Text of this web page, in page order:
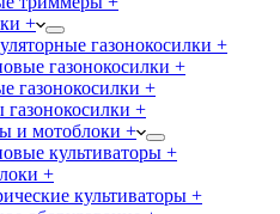
+
газонокосилки +
газонокосилки +
газонокосилки +
газонокосилки +
и мотоблоки +
культиваторы +
+
культиваторы +